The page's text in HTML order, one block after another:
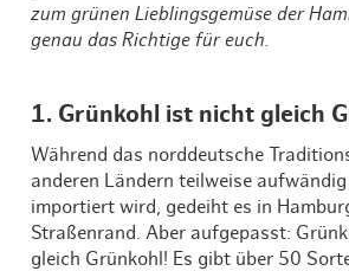
zum grünen Lieblingsgemüse der
genau das Richtige für euch.
1. Grünkohl ist nicht gleich
Während das norddeutsche
anderen Ländern teilweise
importiert wird, gedeiht es in
Straßenrand. Aber aufgepasst:
gleich Grünkohl! Es gibt über 50